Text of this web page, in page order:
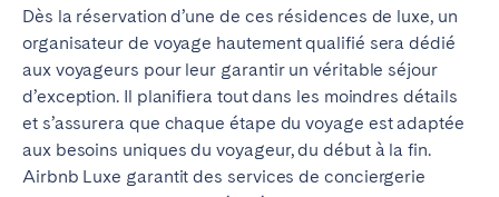
Dès la réservation d’une de ces résidences de luxe, un
organisateur de voyage hautement qualifié sera dédié
aux voyageurs pour leur garantir un véritable séjour
d’exception. Il planifiera tout dans les moindres détails
et s’assurera que chaque étape du voyage est adaptée
aux besoins uniques du voyageur, du début à la fin.
Airbnb Luxe garantit des services de conciergerie